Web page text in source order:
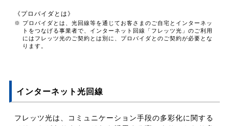
《プロバイダとは》
※ プロバイダとは、光回線等を通じてお客さまのご自宅とインターネッ
トをつなげる事業者で、インターネット回線「フレッツ光」のご利用
にはフレッツ光のご契約とは別に、プロバイダとのご契約が必要とな
ります。
インターネット光回線
フレッツ光は、コミュニケーション手段の多彩化に関する